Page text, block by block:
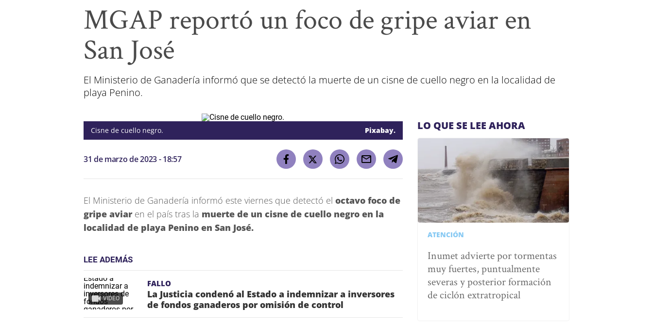
MGAP reportó un foco de gripe aviar en
San José
El Ministerio de Ganadería informó que se detectó la muerte de un cisne de cuello negro en la localidad de
playa Penino.
Cisne de cuello negro. Pixabay.
31 de marzo de 2023 - 18:57
El Ministerio de Ganadería informó este viernes que detectó el octavo foco de
gripe aviaren el país tras la muerte de un cisne de cuello negro en la
localidad de playa Penino en San José.
LEE ADEMÁS
VIDEO
FALLO
La Justicia condenó al Estado a indemnizar a inversores
de fondos ganaderos por omisión de control
LO QUE SE LEE AHORA
ATENCIÓN
Inumet advierte por tormentas
muy fuertes, puntualmente
severas y posterior formación
de ciclón extratropical